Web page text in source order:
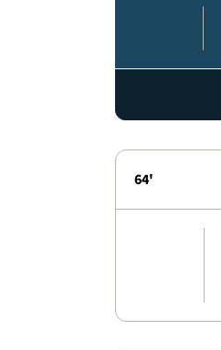
64'